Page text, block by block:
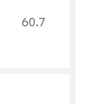
60.7